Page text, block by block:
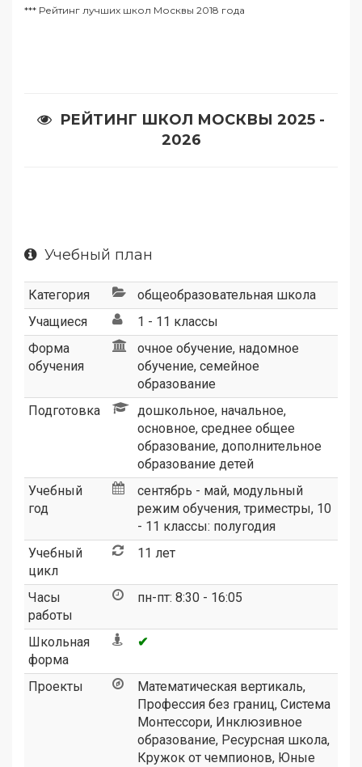
*** Рейтинг лучших школ Москвы 2018 года
РЕЙТИНГ ШКОЛ МОСКВЫ 2025 -
2026
Учебный план
Категория
общеобразовательная школа
Учащиеся
1 - 11 классы
Форма
обучения
очное обучение, надомное
обучение, семейное
образование
Подготовка
дошкольное, начальное,
основное, среднее общее
образование, дополнительное
образование детей
Учебный
год
сентябрь - май, модульный
режим обучения, триместры, 10
- 11 классы: полугодия
Учебный
цикл
11 лет
Часы
работы
пн-пт: 8:30 - 16:05
Школьная
форма
✔
Проекты Математическая вертикаль,
Профессия без границ, Система
Монтессори, Инклюзивное
образование, Ресурсная школа,
Кружок от чемпионов, Юные